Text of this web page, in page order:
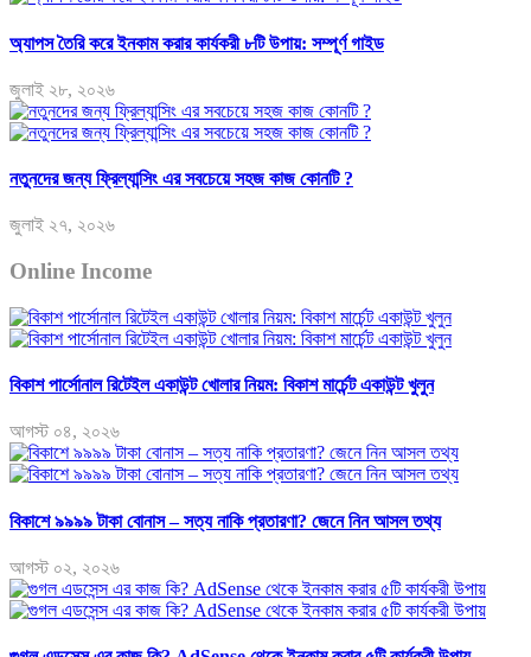
অ্যাপস তৈরি করে ইনকাম করার কার্যকরী ৮টি উপায়: সম্পূর্ণ গাইড
জুলাই ২৮, ২০২৬
নতুনদের জন্য ফ্রিল্যান্সিং এর সবচেয়ে সহজ কাজ কোনটি ?
জুলাই ২৭, ২০২৬
Online Income
বিকাশ পার্সোনাল রিটেইল একাউন্ট খোলার নিয়ম: বিকাশ মার্চেন্ট একাউন্ট খুলুন
আগস্ট ০৪, ২০২৬
বিকাশে ৯৯৯৯ টাকা বোনাস – সত্য নাকি প্রতারণা? জেনে নিন আসল তথ্য
আগস্ট ০২, ২০২৬